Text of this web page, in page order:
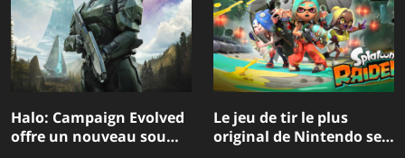
Halo: Campaign Evolved
offre un nouveau souffle
Le jeu de tir le plus
original de Nintendo se